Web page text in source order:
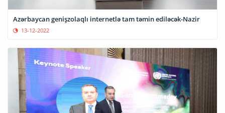
Azərbaycan genişzolaqlı internetlə tam təmin ediləcək-Nazir
13-12-2022